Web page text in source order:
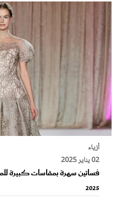
أزياء
02 يناير 2025
فساتين سهرة بمقاسات كبيرة
2025